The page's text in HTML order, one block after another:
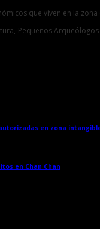
que viven en la
Pequeños
en zona
en Chan Chan